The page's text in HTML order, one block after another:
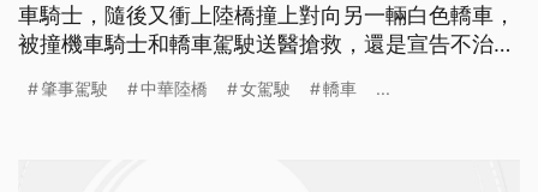
車騎士，隨後又衝上陸橋撞上對向另一輛白色轎車，
被撞機車騎士和轎車駕駛送醫搶救，還是宣告不治。
檢驗，確定體內驗出安非他命，將他依法送辦。
肇事駕駛 中華陸橋 女駕駛 轎車 ...